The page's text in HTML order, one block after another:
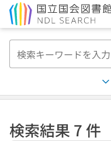
検索結果 7 件